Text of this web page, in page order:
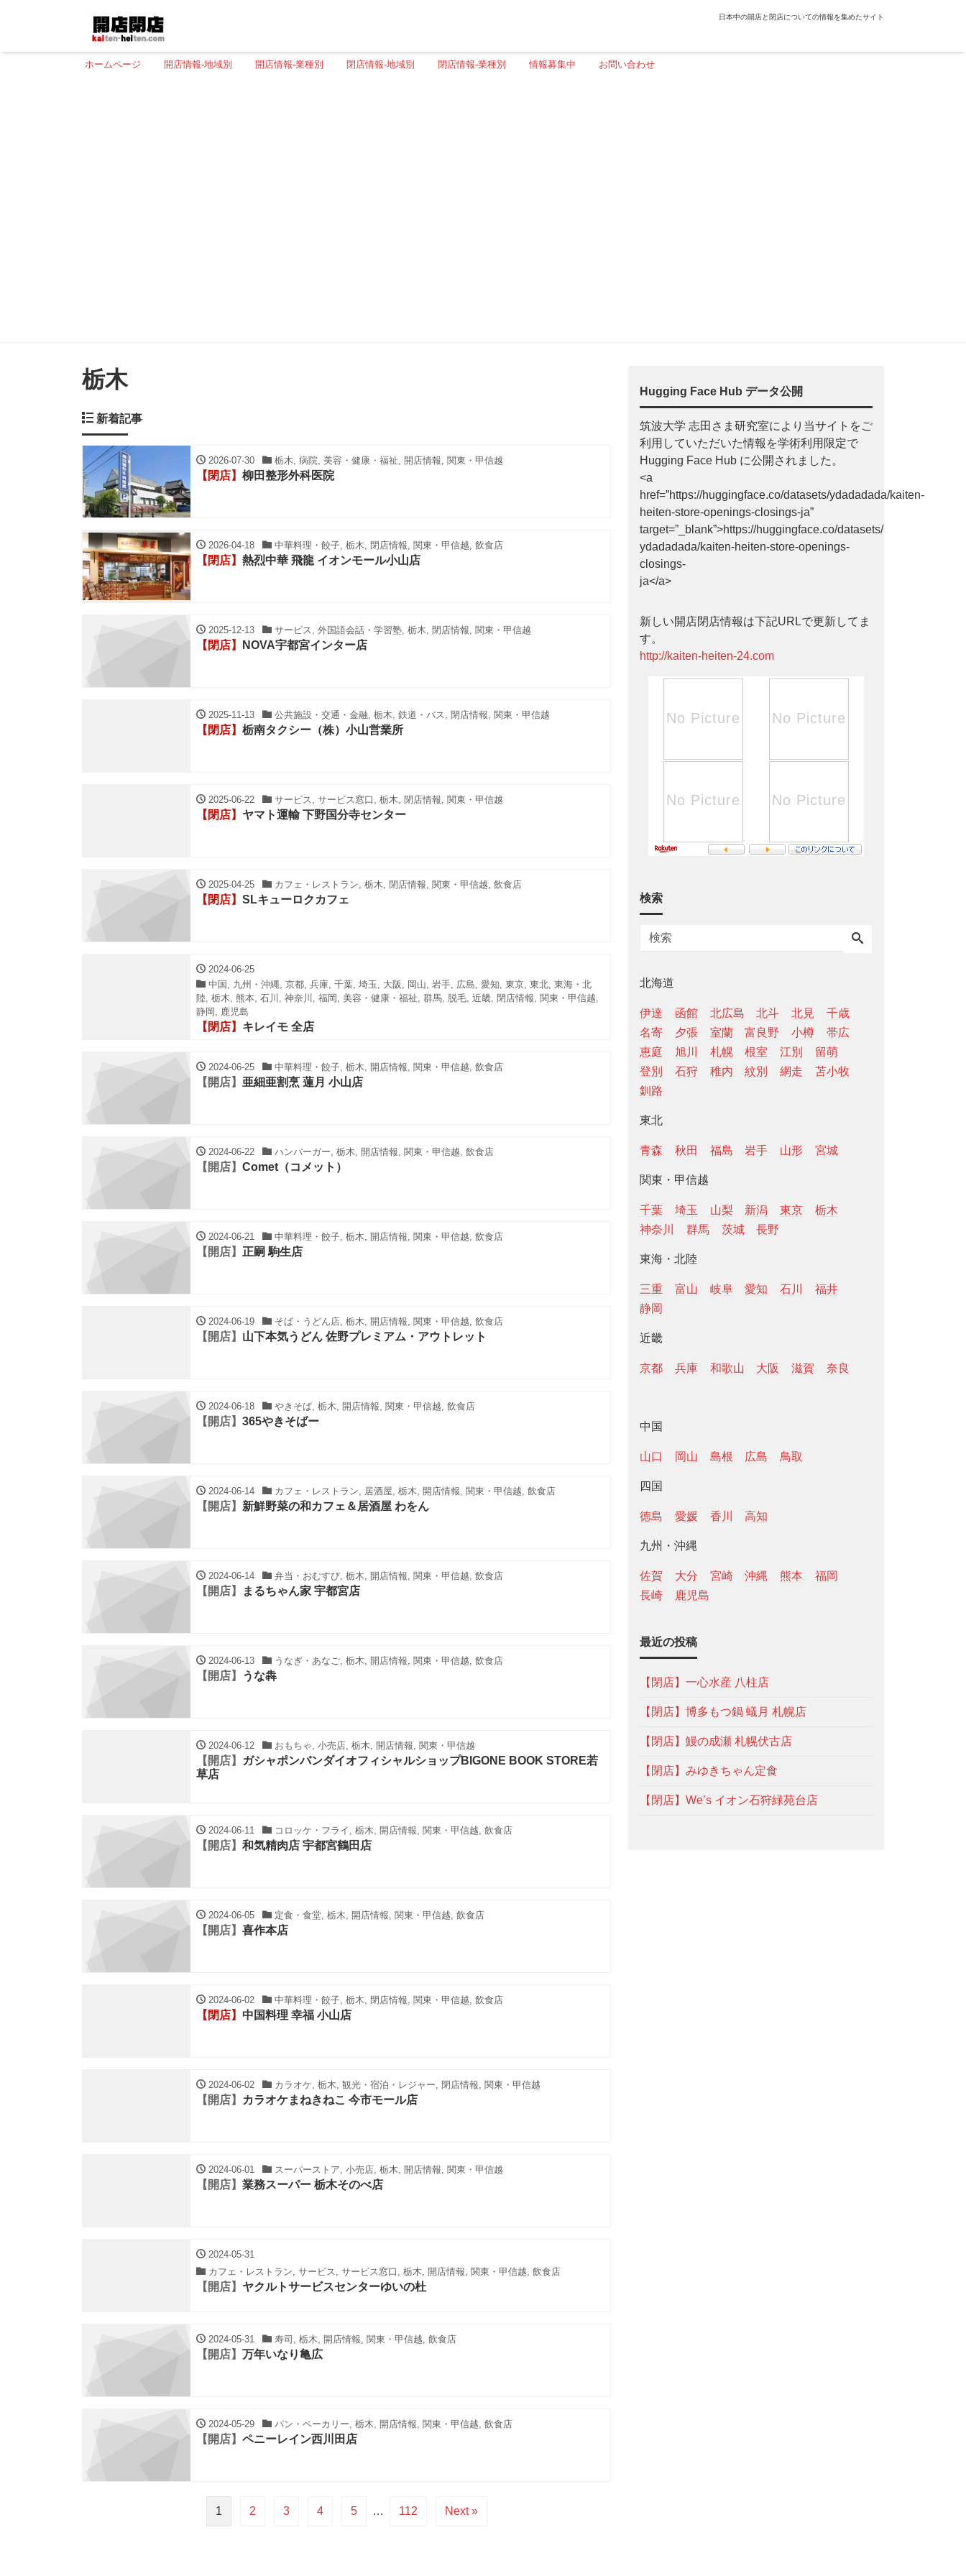
日本中の開店と閉店についての情報を集めたサイト
ホームページ 開店情報-地域別 開店情報-業種別 閉店情報-地域別 閉店情報-業種別 情報募集中 お問い合わせ
栃木
新着記事
2026-07-30 栃木, 病院, 美容・健康・福祉, 開店情報, 関東・甲信越
【閉店】 柳田整形外科医院
2026-04-18 中華料理・餃子, 栃木, 閉店情報, 関東・甲信越, 飲食店
【閉店】 熱烈中華 飛龍 イオンモール小山店
2025-12-13 サービス, 外国語会話・学習塾, 栃木, 閉店情報, 関東・甲信越
【閉店】 NOVA宇都宮インター店
2025-11-13 公共施設・交通・金融, 栃木, 鉄道・バス, 閉店情報, 関東・甲信越
【閉店】 栃南タクシー（株）小山営業所
2025-06-22 サービス, サービス窓口, 栃木, 閉店情報, 関東・甲信越
【閉店】 ヤマト運輸 下野国分寺センター
2025-04-25 カフェ・レストラン, 栃木, 閉店情報, 関東・甲信越, 飲食店
【閉店】 SLキューロクカフェ
2024-06-25
中国, 九州・沖縄, 京都, 兵庫, 千葉, 埼玉, 大阪, 岡山, 岩手, 広島, 愛知, 東京, 東北, 東海・北
陸, 栃木, 熊本, 石川, 神奈川, 福岡, 美容・健康・福祉, 群馬, 脱毛, 近畿, 閉店情報, 関東・甲信越,
静岡, 鹿児島
【閉店】 キレイモ 全店
2024-06-25 中華料理・餃子, 栃木, 開店情報, 関東・甲信越, 飲食店
【開店】 亜細亜割烹 蓮月 小山店
2024-06-22 ハンバーガー, 栃木, 開店情報, 関東・甲信越, 飲食店
【開店】 Comet（コメット）
2024-06-21 中華料理・餃子, 栃木, 開店情報, 関東・甲信越, 飲食店
【開店】 正嗣 駒生店
2024-06-19 そば・うどん店, 栃木, 開店情報, 関東・甲信越, 飲食店
【開店】 山下本気うどん 佐野プレミアム・アウトレット
2024-06-18 やきそば, 栃木, 開店情報, 関東・甲信越, 飲食店
【開店】 365やきそばー
2024-06-14 カフェ・レストラン, 居酒屋, 栃木, 開店情報, 関東・甲信越, 飲食店
【開店】 新鮮野菜の和カフェ＆居酒屋 わをん
2024-06-14 弁当・おむすび, 栃木, 開店情報, 関東・甲信越, 飲食店
【開店】 まるちゃん家 宇都宮店
2024-06-13 うなぎ・あなご, 栃木, 開店情報, 関東・甲信越, 飲食店
【開店】 うな犇
2024-06-12 おもちゃ, 小売店, 栃木, 開店情報, 関東・甲信越
【開店】
ガシャポンバンダイオフィシャルショップBIGONE BOOK STORE若
草店
2024-06-11 コロッケ・フライ, 栃木, 開店情報, 関東・甲信越, 飲食店
【開店】 和気精肉店 宇都宮鶴田店
2024-06-05 定食・食堂, 栃木, 開店情報, 関東・甲信越, 飲食店
【開店】 喜作本店
2024-06-02 中華料理・餃子, 栃木, 閉店情報, 関東・甲信越, 飲食店
【閉店】 中国料理 幸福 小山店
2024-06-02 カラオケ, 栃木, 観光・宿泊・レジャー, 閉店情報, 関東・甲信越
【開店】 カラオケまねきねこ 今市モール店
2024-06-01 スーパーストア, 小売店, 栃木, 開店情報, 関東・甲信越
【開店】 業務スーパー 栃木そのべ店
2024-05-31
カフェ・レストラン, サービス, サービス窓口, 栃木, 開店情報, 関東・甲信越, 飲食店
【開店】 ヤクルトサービスセンターゆいの杜
2024-05-31 寿司, 栃木, 開店情報, 関東・甲信越, 飲食店
【開店】 万年いなり亀広
2024-05-29 パン・ベーカリー, 栃木, 開店情報, 関東・甲信越, 飲食店
【開店】 ペニーレイン西川田店
1 2 3 4 5 … 112 Next »
Hugging Face Hub データ公開
筑波大学 志田さま研究室により当サイトをご
利用していただいた情報を学術利用限定で
Hugging Face Hub に公開されました。
<a
href=”https://huggingface.co/datasets/ydadadada/kaiten-
heiten-store-openings-closings-ja”
target=”_blank”>https://huggingface.co/datasets/
ydadadada/kaiten-heiten-store-openings-
closings-
ja</a>
新しい開店閉店情報は下記URLで更新してま
す。
http://kaiten-heiten-24.com
検索
北海道
伊達 函館 北広島 北斗 北見
千歳
名寄
夕張 室蘭 富良野 小樽
帯広
恵庭
旭川 札幌 根室 江別
留萌
登別
石狩 稚内 紋別 網走
苫小牧
釧路
東北
青森 秋田 福島 岩手 山形 宮城
関東・甲信越
千葉 埼玉 山梨 新潟 東京
栃木
神奈川
群馬 茨城 長野
東海・北陸
三重 富山 岐阜 愛知 石川
福井
静岡
近畿
京都 兵庫 和歌山 大阪 滋賀 奈良
中国
山口 岡山 島根 広島 鳥取
四国
徳島 愛媛 香川 高知
九州・沖縄
佐賀 大分 宮崎 沖縄 熊本
福岡
長崎
鹿児島
最近の投稿
【閉店】一心水産 八柱店
【閉店】博多もつ鍋 蟻月 札幌店
【閉店】鰻の成瀬 札幌伏古店
【閉店】みゆきちゃん定食
【閉店】We’s イオン石狩緑苑台店